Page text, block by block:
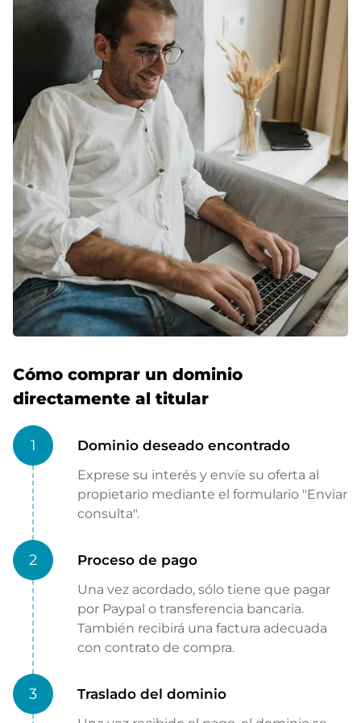
Cómo comprar un dominio
directamente al titular
1 Dominio deseado encontrado
Exprese su interés y envíe su oferta al
propietario mediante el formulario "Enviar
consulta".
2 Proceso de pago
Una vez acordado, sólo tiene que pagar
por Paypal o transferencia bancaria.
También recibirá una factura adecuada
con contrato de compra.
3 Traslado del dominio